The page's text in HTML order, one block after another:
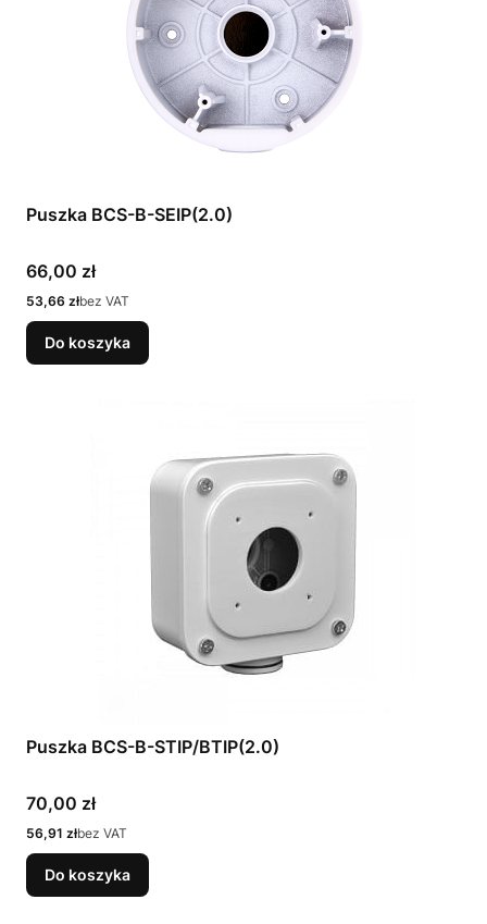
Puszka BCS-B-SEIP(2.0)
Cena
66,00 zł
Cena
53,66 złbez VAT
Do koszyka
Puszka BCS-B-STIP/BTIP(2.0)
Cena
70,00 zł
Cena
56,91 złbez VAT
Do koszyka